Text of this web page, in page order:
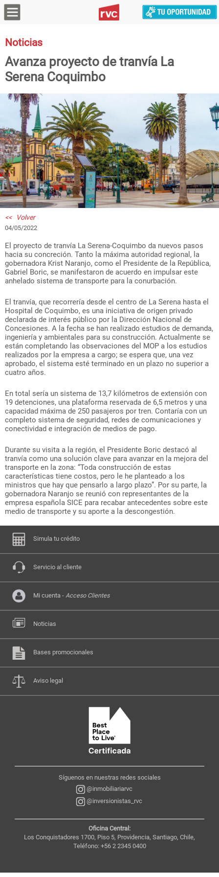
Noticias
Avanza proyecto de tranvía La
Serena Coquimbo
<< Volver
04/05/2022
El proyecto de tranvía La Serena-Coquimbo da nuevos pasos
hacia su concreción. Tanto la máxima autoridad regional, la
gobernadora Krist Naranjo, como el Presidente de la República,
Gabriel Boric, se manifestaron de acuerdo en impulsar este
anhelado sistema de transporte para la conurbación.
El tranvía, que recorrería desde el centro de La Serena hasta el
Hospital de Coquimbo, es una iniciativa de origen privado
declarada de interés público por la Dirección Nacional de
Concesiones. A la fecha se han realizado estudios de demanda,
ingeniería y ambientales para su construcción. Actualmente se
están completando las observaciones del MOP a los estudios
realizados por la empresa a cargo; se espera que, una vez
aprobado, el sistema esté terminado en un plazo no superior a
cuatro años.
En total sería un sistema de 13,7 kilómetros de extensión con
19 detenciones, una plataforma reservada de 6,5 metros y una
capacidad máxima de 250 pasajeros por tren. Contaría con un
completo sistema de seguridad, redes de comunicaciones y
conectividad e integración de medios de pago.
Durante su visita a la región, el Presidente Boric destacó al
tranvía como una solución clave para avanzar en la mejora del
transporte en la zona: “Toda construcción de estas
características tiene costos, pero le he planteado a los
ministros que hay que pensarlo a largo plazo”. Por su parte, la
gobernadora Naranjo se reunió con representantes de la
empresa española SICE para recabar antecedentes sobre este
medio de transporte y su aporte a la descongestión.
Simula tu crédito
Servicio al cliente
Mi cuenta - Acceso Clientes
Noticias
Bases promocionales
Aviso legal
Síguenos en nuestras redes sociales
@inmobiliariarvc
@inversionistas_rvc
Oficina Central:
Los Conquistadores 1700, Piso 5, Providencia, Santiago, Chile,
Teléfono: +56 2 2345 0400